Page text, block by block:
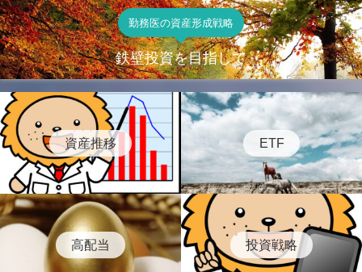
勤務医の資産形成戦略
鉄壁投資を目指して
資産推移 ETF
高配当 投資戦略